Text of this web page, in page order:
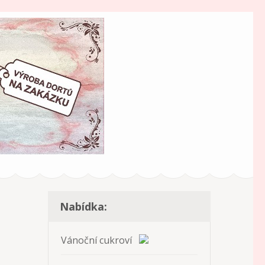
Nabídka:
Vánoční cukroví